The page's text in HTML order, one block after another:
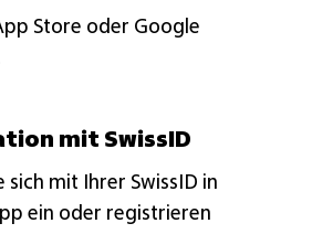
Store oder Google
mit SwissID
sich mit Ihrer SwissID in
ein oder registrieren